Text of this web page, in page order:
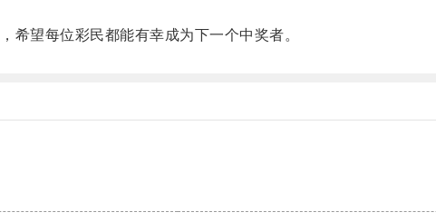
望每位彩民都能有幸成为下一个中奖者。